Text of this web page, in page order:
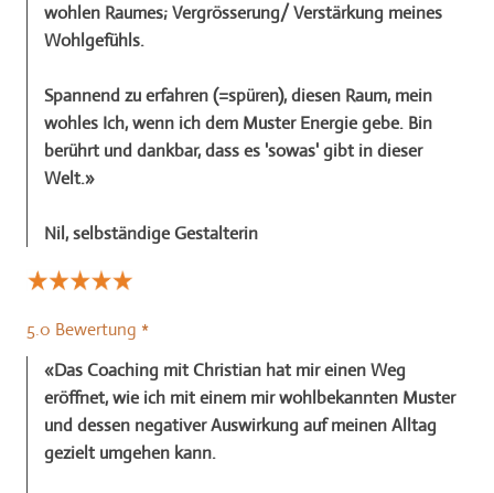
wohlen Raumes; Vergrösserung/ Verstärkung meines
Wohlgefühls.
Spannend zu erfahren (=spüren), diesen Raum, mein
wohles Ich, wenn ich dem Muster Energie gebe. Bin
berührt und dankbar, dass es 'sowas' gibt in dieser
Welt.»
​Nil, selbständige Gestalterin
5.0 Bewertung *
«Das Coaching mit Christian hat mir einen Weg
eröffnet, wie ich mit einem mir wohlbekannten Muster
und dessen negativer Auswirkung auf meinen Alltag
gezielt umgehen kann.